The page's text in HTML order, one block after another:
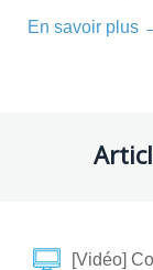
En savoir plus
[Vidéo]